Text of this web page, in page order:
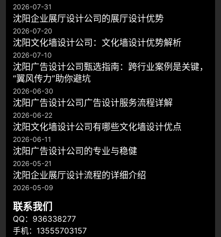
2026-07-31
沈阳企业展厅设计公司的展厅设计优势
2026-07-20
沈阳文化墙设计公司：文化墙设计优势解析
2026-07-10
沈阳广告设计公司甄选指南：跨行业案例是关键，
“翼风传力”助你避坑
2026-06-30
沈阳广告设计公司广告设计服务流程详解
2026-06-22
沈阳文化墙设计公司有哪些文化墙设计优点
2026-06-11
​沈阳广告设计公司的专业与稳健
2026-05-21
沈阳企业展厅设计流程的详细介绍
2026-05-09
联系我们
QQ：936338277
手机：13555703157